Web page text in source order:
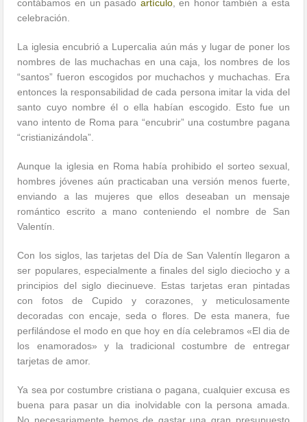
contábamos en un pasado artículo, en honor también a esta
celebración.
La iglesia encubrió a Lupercalia aún más y lugar de poner los
nombres de las muchachas en una caja, los nombres de los
“santos” fueron escogidos por muchachos y muchachas. Era
entonces la responsabilidad de cada persona imitar la vida del
santo cuyo nombre él o ella habían escogido. Esto fue un
vano intento de Roma para “encubrir” una costumbre pagana
“cristianizándola”.
Aunque la iglesia en Roma había prohibido el sorteo sexual,
hombres jóvenes aún practicaban una versión menos fuerte,
enviando a las mujeres que ellos deseaban un mensaje
romántico escrito a mano conteniendo el nombre de San
Valentín.
Con los siglos, las tarjetas del Día de San Valentín llegaron a
ser populares, especialmente a finales del siglo dieciocho y a
principios del siglo diecinueve. Estas tarjetas eran pintadas
con fotos de Cupido y corazones, y meticulosamente
decoradas con encaje, seda o flores. De esta manera, fue
perfilándose el modo en que hoy en día celebramos «El dia de
los enamorados» y la tradicional costumbre de entregar
tarjetas de amor.
Ya sea por costumbre cristiana o pagana, cualquier excusa es
buena para pasar un dia inolvidable con la persona amada.